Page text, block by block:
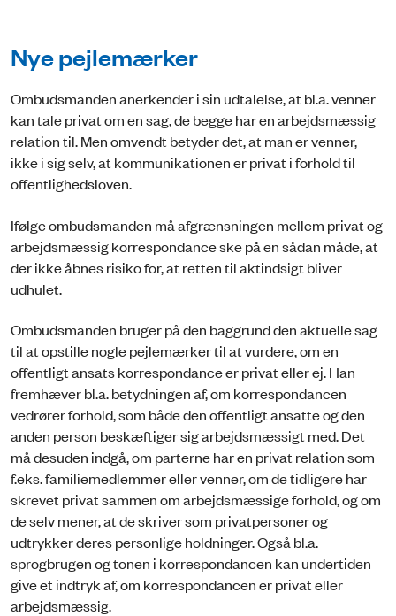
Nye pejlemærker
Ombudsmanden anerkender i sin udtalelse, at bl.a. venner
kan tale privat om en sag, de begge har en arbejdsmæssig
relation til. Men omvendt betyder det, at man er venner,
ikke i sig selv, at kommunikationen er privat i forhold til
offentlighedsloven.
Ifølge ombudsmanden må afgrænsningen mellem privat og
arbejdsmæssig korrespondance ske på en sådan måde, at
der ikke åbnes risiko for, at retten til aktindsigt bliver
udhulet.
Ombudsmanden bruger på den baggrund den aktuelle sag
til at opstille nogle pejlemærker til at vurdere, om en
offentligt ansats korrespondance er privat eller ej. Han
fremhæver bl.a. betydningen af, om korrespondancen
vedrører forhold, som både den offentligt ansatte og den
anden person beskæftiger sig arbejdsmæssigt med. Det
må desuden indgå, om parterne har en privat relation som
f.eks. familiemedlemmer eller venner, om de tidligere har
skrevet privat sammen om arbejdsmæssige forhold, og om
de selv mener, at de skriver som privatpersoner og
udtrykker deres personlige holdninger. Også bl.a.
sprogbrugen og tonen i korrespondancen kan undertiden
give et indtryk af, om korrespondancen er privat eller
arbejdsmæssig.